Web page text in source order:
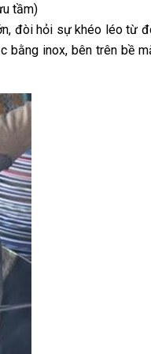
tầm)
đòi hỏi sự khéo léo từ
bằng inox, bên trên bề